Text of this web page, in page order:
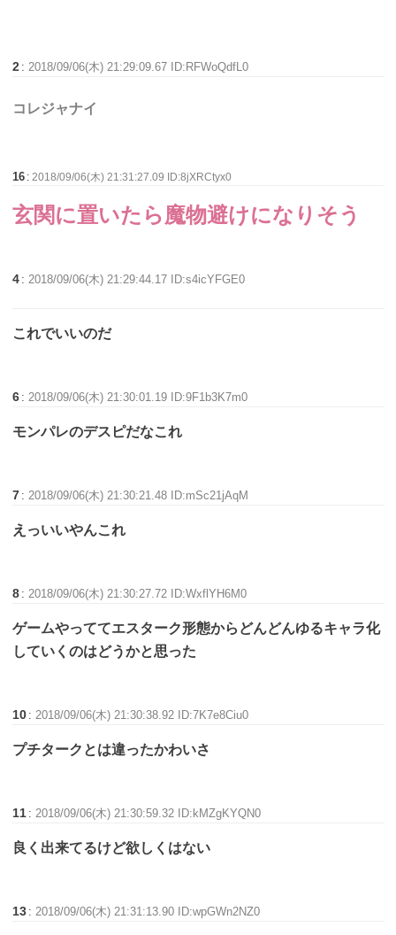
2 :2018/09/06(木) 21:29:09.67 ID:RFWoQdfL0
コレジャナイ
16 : 2018/09/06(木) 21:31:27.09 ID:8jXRCtyx0
玄関に置いたら魔物避けになりそう
4 :2018/09/06(木) 21:29:44.17 ID:s4icYFGE0
これでいいのだ
6 :2018/09/06(木) 21:30:01.19 ID:9F1b3K7m0
モンパレのデスピだなこれ
7 :2018/09/06(木) 21:30:21.48 ID:mSc21jAqM
えっいいやんこれ
8 :2018/09/06(木) 21:30:27.72 ID:WxflYH6M0
ゲームやっててエスターク形態からどんどんゆるキャラ化
していくのはどうかと思った
10 :2018/09/06(木) 21:30:38.92 ID:7K7e8Ciu0
プチタークとは違ったかわいさ
11 :2018/09/06(木) 21:30:59.32 ID:kMZgKYQN0
良く出来てるけど欲しくはない
13 :2018/09/06(木) 21:31:13.90 ID:wpGWn2NZ0